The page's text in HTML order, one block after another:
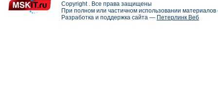
Copyright . Все права защищены
При полном или частичном использовании
Разработка и поддержка сайта — Петерлинк Веб